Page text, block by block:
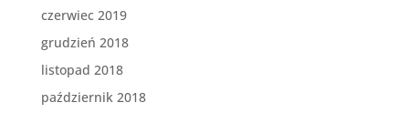
czerwiec 2019
grudzień 2018
listopad 2018
październik 2018